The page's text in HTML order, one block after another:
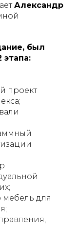
Александр
был
проект
мебель для